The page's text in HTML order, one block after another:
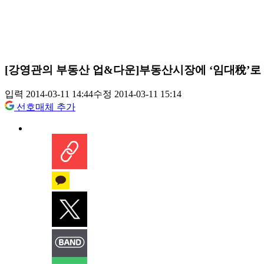
[강영관의 부동산 업&다운]부동산시장에 ‘임대稅’로
입력 2014-03-11 14:44수정 2014-03-11 15:14
선호매체 추가